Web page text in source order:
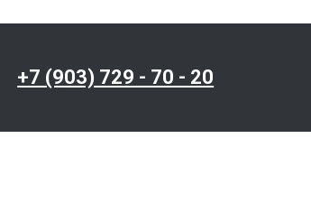
+7 (903) 729 - 70 - 20